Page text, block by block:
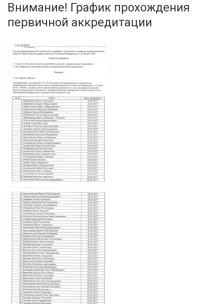
Внимание! График прохождения
первичной аккредитации